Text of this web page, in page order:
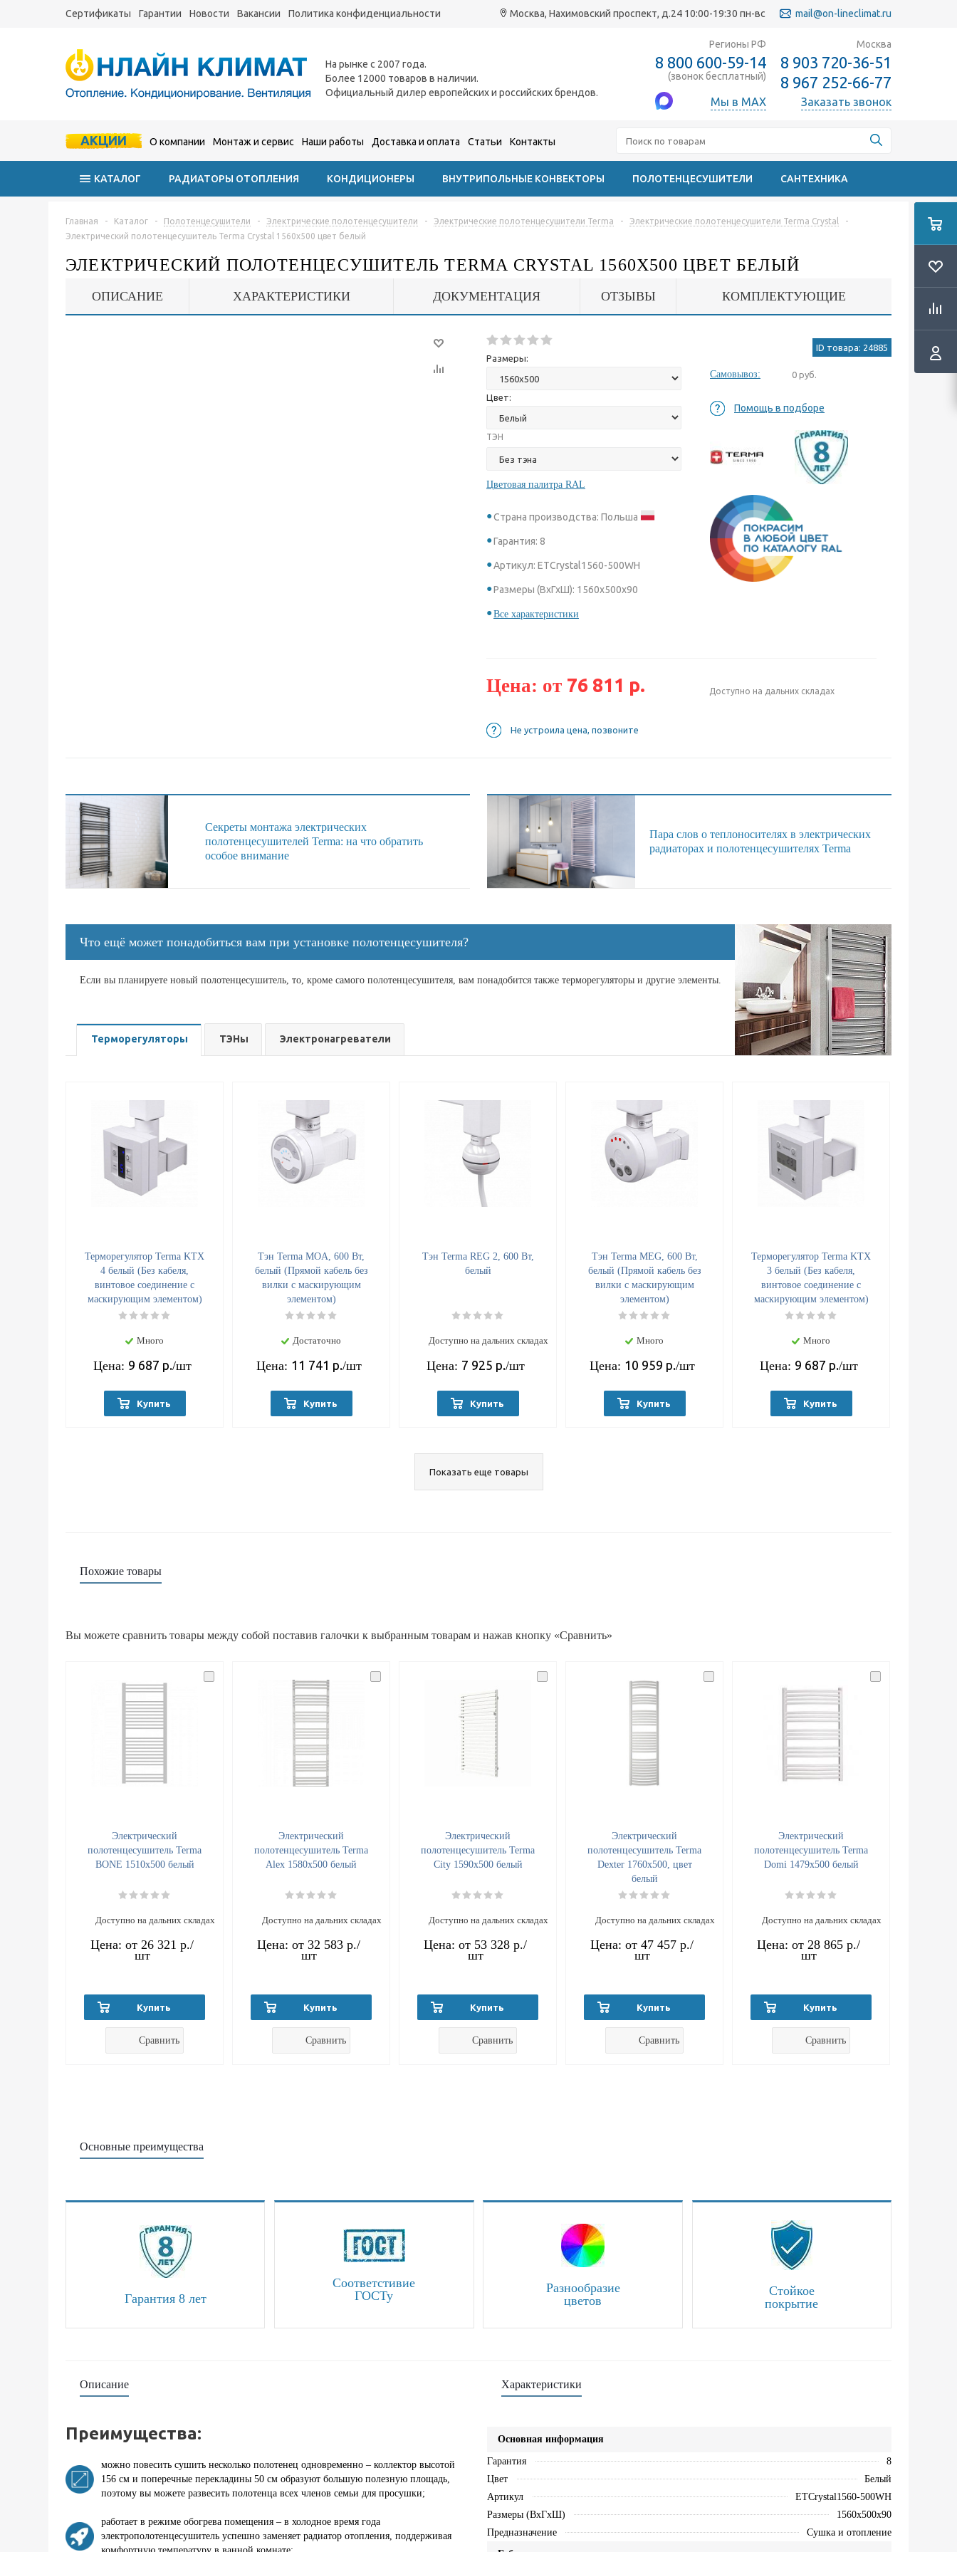
Сертификаты Гарантии Новости Вакансии Политика конфиденциальности Москва, Нахимовский проспект, д.24 10:00-19:30 пн-вс mail@on-lineclimat.ru
На рынке с 2007 года.
Более 12000 товаров в наличии.
Официальный дилер европейских и российских брендов.
Регионы РФ
8 800 600-59-14
(звонок бесплатный)
Мы в MAX
Москва
8 903 720-36-51
8 967 252-66-77
Заказать звонок
АКЦИИ О компании Монтаж и сервис Наши работы Доставка и оплата Статьи Контакты
КАТАЛОГ РАДИАТОРЫ ОТОПЛЕНИЯ КОНДИЦИОНЕРЫ ВНУТРИПОЛЬНЫЕ КОНВЕКТОРЫ ПОЛОТЕНЦЕСУШИТЕЛИ САНТЕХНИКА
Главная - Каталог - Полотенцесушители - Электрические полотенцесушители - Электрические полотенцесушители Terma - Электрические полотенцесушители Terma Crystal
-
Электрический полотенцесушитель Terma Crystal 1560x500 цвет белый
ЭЛЕКТРИЧЕСКИЙ ПОЛОТЕНЦЕСУШИТЕЛЬ TERMA CRYSTAL 1560X500 ЦВЕТ БЕЛЫЙ
ОПИСАНИЕ ХАРАКТЕРИСТИКИ ДОКУМЕНТАЦИЯ ОТЗЫВЫ КОМПЛЕКТУЮЩИЕ
Размеры:
Цвет:
ТЭН
Цветовая палитра RAL
Страна производства: Польша
Гарантия: 8
Артикул: ETCrystal1560-500WH
Размеры (ВхГхШ): 1560х500х90
Все характеристики
ID товара: 24885
Самовывоз: 0 руб.
Помощь в подборе
Цена: от 76 811 р. Доступно на дальних складах
Не устроила цена, позвоните
Секреты монтажа электрических
полотенцесушителей Terma: на что обратить
особое внимание
Пара слов о теплоносителях в электрических
радиаторах и полотенцесушителях Terma
Что ещё может понадобиться вам при установке полотенцесушителя?
Если вы планируете новый полотенцесушитель, то, кроме самого полотенцесушителя, вам понадобится также терморегуляторы и другие элементы.
Терморегуляторы ТЭНы Электронагреватели
Терморегулятор Terma KTX
4 белый (Без кабеля,
винтовое соединение с
маскирующим элементом)
Много
Цена: 9 687 р./шт
Купить
Тэн Terma MOA, 600 Вт,
белый (Прямой кабель без
вилки с маскирующим
элементом)
Достаточно
Цена: 11 741 р./шт
Купить
Тэн Terma REG 2, 600 Вт,
белый
Доступно на дальних складах
Цена: 7 925 р./шт
Купить
Тэн Terma MEG, 600 Вт,
белый (Прямой кабель без
вилки с маскирующим
элементом)
Много
Цена: 10 959 р./шт
Купить
Терморегулятор Terma KTX
3 белый (Без кабеля,
винтовое соединение с
маскирующим элементом)
Много
Цена: 9 687 р./шт
Купить
Показать еще товары
Похожие товары
Вы можете сравнить товары между собой поставив галочки к выбранным товарам и нажав кнопку «Сравнить»
Электрический
полотенцесушитель Terma
BONE 1510x500 белый
Доступно на дальних складах
Цена: от 26 321 р./
шт
Купить
Сравнить
Электрический
полотенцесушитель Terma
Alex 1580x500 белый
Доступно на дальних складах
Цена: от 32 583 р./
шт
Купить
Сравнить
Электрический
полотенцесушитель Terma
City 1590x500 белый
Доступно на дальних складах
Цена: от 53 328 р./
шт
Купить
Сравнить
Электрический
полотенцесушитель Terma
Dexter 1760x500, цвет
белый
Доступно на дальних складах
Цена: от 47 457 р./
шт
Купить
Сравнить
Электрический
полотенцесушитель Terma
Domi 1479x500 белый
Доступно на дальних складах
Цена: от 28 865 р./
шт
Купить
Сравнить
Основные преимущества
Гарантия 8 лет
Соответстивие
ГОСТу
Разнообразие
цветов
Стойкое
покрытие
Описание
Преимущества:
можно повесить сушить несколько полотенец одновременно – коллектор высотой
156 см и поперечные перекладины 50 см образуют большую полезную площадь,
поэтому вы можете развесить полотенца всех членов семьи для просушки;
работает в режиме обогрева помещения – в холодное время года
электрополотенцесушитель успешно заменяет радиатор отопления, поддерживая
Характеристики
Основная информация
Гарантия
8
Цвет
Белый
Артикул
ETCrystal1560-500WH
Размеры (ВхГхШ)
1560х500х90
Предназначение
Сушка и отопление